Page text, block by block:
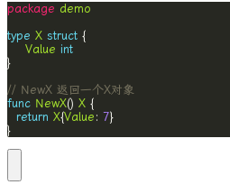
package demo
type X struct
Value int
// NewX 返回一个X对象
func NewX() X
return X{Value : 7
}